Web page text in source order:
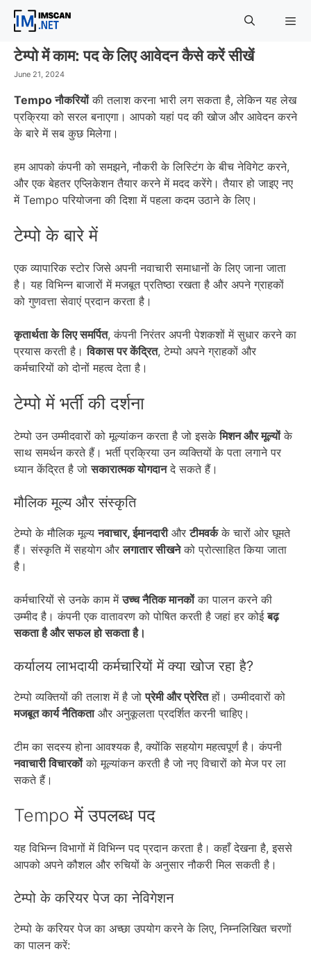
Skip
टेम्पो में काम: पद के लिए आवेदन कैसे करें सीखें
June 21, 2024
Tempo नौकरियोंकी तलाश करना भारी लग सकता है, लेकिन यह लेख
प्रक्रिया को सरल बनाएगा। आपको यहां पद की खोज और आवेदन करने
के बारे में सब कुछ मिलेगा।
हम आपको कंपनी को समझने, नौकरी के लिस्टिंग के बीच नेविगेट करने,
और एक बेहतर एप्लिकेशन तैयार करने में मदद करेंगे। तैयार हो जाइए नए
में Tempo परियोजना की दिशा में पहला कदम उठाने के लिए।
टेम्पो के बारे में
एक व्यापारिक स्टोर जिसे अपनी नवाचारी समाधानों के लिए जाना जाता
है। यह विभिन्न बाजारों में मजबूत प्रतिष्ठा रखता है और अपने ग्राहकों
को गुणवत्ता सेवाएं प्रदान करता है।
कृतार्थता के लिए समर्पित, कंपनी निरंतर अपनी पेशकशों में सुधार करने का
प्रयास करती है।विकास पर केंद्रित, टेम्पो अपने ग्राहकों और
कर्मचारियों को दोनों महत्व देता है।
टेम्पो में भर्ती की दर्शना
टेम्पो उन उम्मीदवारों को मूल्यांकन करता है जो इसकेमिशन और मूल्योंके
साथ समर्थन करते हैं। भर्ती प्रक्रिया उन व्यक्तियों के पता लगाने पर
ध्यान केंद्रित है जोसकारात्मक योगदानदे सकते हैं।
मौलिक मूल्य और संस्कृति
टेम्पो के मौलिक मूल्यनवाचार, ईमानदारीऔरटीमवर्कके चारों ओर घूमते
हैं। संस्कृति में सहयोग औरलगातार सीखनेको प्रोत्साहित किया जाता
है।
कर्मचारियों से उनके काम मेंउच्च नैतिक मानकोंका पालन करने की
उम्मीद है। कंपनी एक वातावरण को पोषित करती है जहां हर कोईबढ़
सकता है और सफल हो सकता है।
कर्यालय लाभदायी कर्मचारियों में क्या खोज रहा है?
टेम्पो व्यक्तियों की तलाश में है जोप्रेमी और प्रेरितहों। उम्मीदवारों को
मजबूत कार्य नैतिकताऔर अनुकूलता प्रदर्शित करनी चाहिए।
टीम का सदस्य होना आवश्यक है, क्योंकि सहयोग महत्वपूर्ण है। कंपनी
नवाचारी विचारकोंको मूल्यांकन करती है जो नए विचारों को मेज पर ला
सकते हैं।
Tempo में उपलब्ध पद
यह विभिन्न विभागों में विभिन्न पद प्रदान करता है। कहाँ देखना है, इससे
आपको अपने कौशल और रुचियों के अनुसार नौकरी मिल सकती है।
टेम्पो के करियर पेज का नेविगेशन
टेम्पो के करियर पेज का अच्छा उपयोग करने के लिए, निम्नलिखित चरणों
का पालन करें: